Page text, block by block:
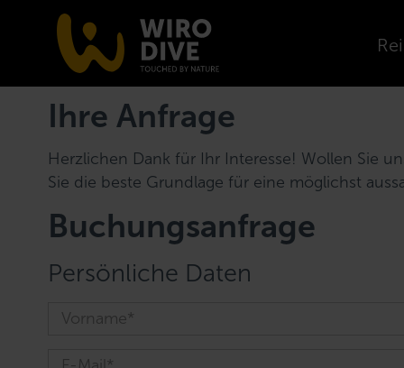
Ihre Anfrage
Herzlichen Dank für Ihr Interesse! Wollen Sie
Sie die beste Grundlage für eine möglichst
Buchungsanfrage
Persönliche Daten